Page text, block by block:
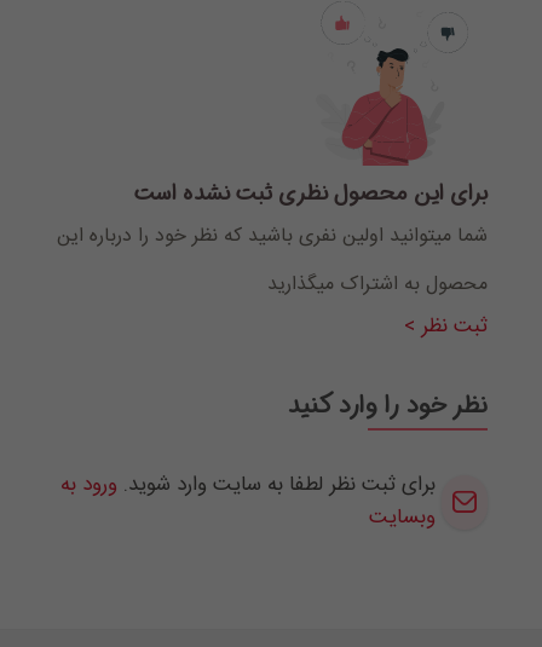
برای این محصول نظری ثبت نشده است
شما میتوانید اولین نفری باشید که نظر خود را درباره این
محصول به اشتراک میگذارید
ثبت نظر >
نظر خود را وارد کنید
برای ثبت نظر لطفا به سایت وارد شوید. ورود به
وبسایت